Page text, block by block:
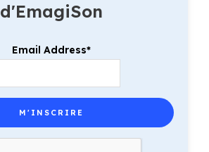
d'EmagiSon
Email Address*